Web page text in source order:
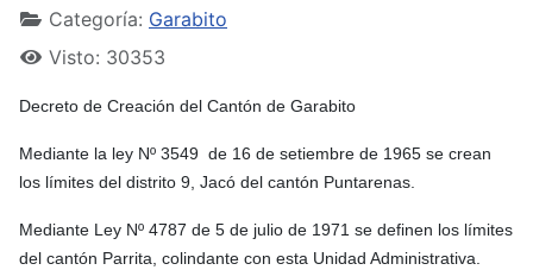
Categoría: Garabito
Visto: 30353
Decreto de Creación del Cantón de Garabito
Mediante la ley Nº 3549 de 16 de setiembre de 1965 se crean
los límites del distrito 9, Jacó del cantón Puntarenas.
Mediante Ley Nº 4787 de 5 de julio de 1971 se definen los límites
del cantón Parrita, colindante con esta Unidad Administrativa.